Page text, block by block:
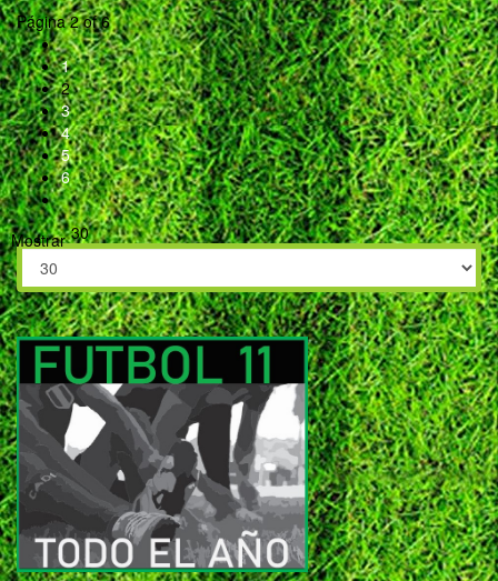
Maza FC
Página 2 of 6
1
2
3
4
5
6
Mostrar 30